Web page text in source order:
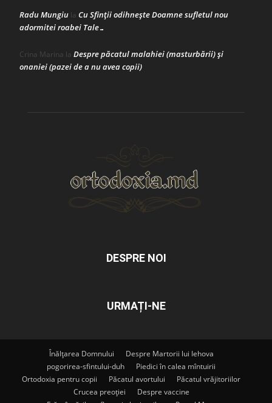
Radu Mungiu la Cu Sfinții odihnește Doamne sufletul nou
adormitei roabei Tale…
Crina Marina la Despre păcatul malahiei (masturbării) şi
onaniei (pazei de a nu avea copii)
DESPRE NOI
URMAȚI-NE
Înălțarea Domnului
Despre Martorii lui Iehova
pogorirea-sfintului-duh
Piedici în calea mîntuirii
Ortodoxia pentru copii
Păcatul avortului
Păcatul vrăjitoriilor
Crucea preoției
Despre vaccine